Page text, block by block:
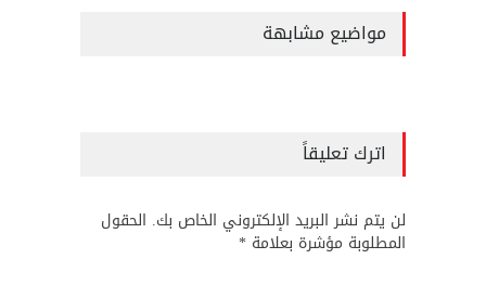
مواضيع مشابهة
اترك تعليقاً
لن يتم نشر البريد الإلكتروني الخاص بك. الحقول
المطلوبة مؤشرة بعلامة *